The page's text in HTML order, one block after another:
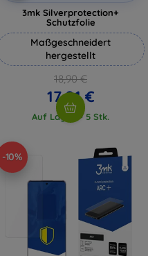
3mk Silverprotection+
Schutzfolie
Maßgeschneidert
hergestellt
18,90 €
17,01 €
Auf Lager > 5 Stk.
-10%